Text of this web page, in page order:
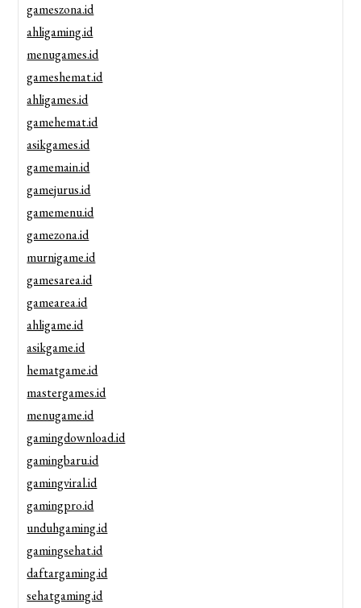
gameszona.id
ahligaming.id
menugames.id
gameshemat.id
ahligames.id
gamehemat.id
asikgames.id
gamemain.id
gamejurus.id
gamemenu.id
gamezona.id
murnigame.id
gamesarea.id
gamearea.id
ahligame.id
asikgame.id
hematgame.id
mastergames.id
menugame.id
gamingdownload.id
gamingbaru.id
gamingviral.id
gamingpro.id
unduhgaming.id
gamingsehat.id
daftargaming.id
sehatgaming.id